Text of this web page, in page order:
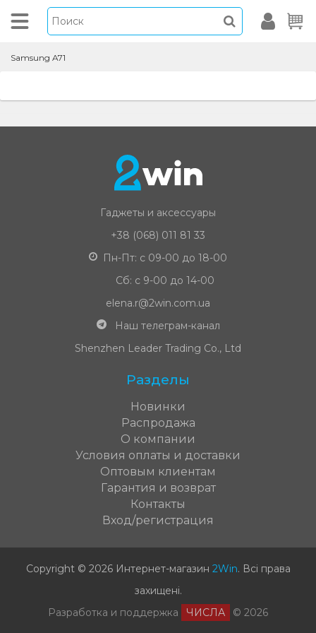
Samsung A71
Гаджеты и аксессуары
+38 (068) 011 81 33
Пн-Пт: с 09-00 до 18-00
Сб: с 9-00 до 14-00
elena.r@2win.com.ua
Наш телеграм-канал
Shenzhen Leader Trading Co., Ltd
Разделы
Новинки
Распродажа
О компании
Условия оплаты и доставки
Оптовым клиентам
Гарантия и возврат
Контакты
Вход/регистрация
Copyright © 2026 Интернет-магазин 2Win. Всі права
захищені.
Разработка и поддержка
ЧИСЛА © 2026